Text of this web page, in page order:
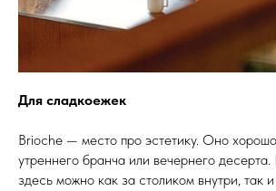
Для сладкоежек
Brioche — место про эстетику. Оно
утреннего бранча или вечернего десерта.
здесь можно как за столиком внутри, так